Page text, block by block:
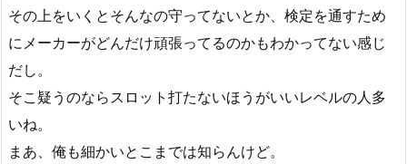
その上をいくとそんなの守ってないとか、検定を通すため
にメーカーがどんだけ頑張ってるのかもわかってない感じ
だし。
そこ疑うのならスロット打たないほうがいいレベルの人多
いね。
まあ、俺も細かいとこまでは知らんけど。